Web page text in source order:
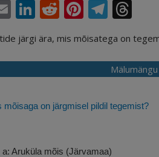
E
ai
l
Li
k
e
n
R
d
di
Pi
te
r
st
T
e
g
m
r
e
d
järgi ära, mis mõisatega on
mõisaga on järgmisel pildil tegemist?
a: Aruküla mõis (Järvamaa)